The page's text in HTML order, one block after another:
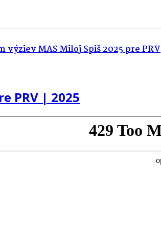
MAS Miloj Spiš 2025 pre PRV
PRV | 2025